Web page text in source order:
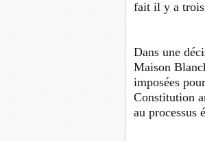
fait il y a trois
Dans une
Maison
imposées
Constitution
au processus